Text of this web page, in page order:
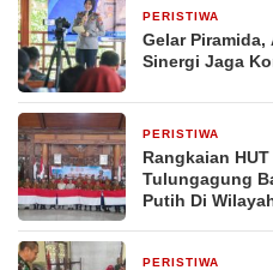
PERISTIWA
Gelar Piramida,
Sinergi Jaga
PERISTIWA
Rangkaian
Tulungagung
Putih Di
PERISTIWA